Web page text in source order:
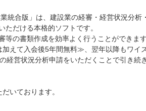
統合版」は、建設業の経審・経営状況分析
だける本格的ソフトです。
等の書類作成を効率よく行うことができま
えて入会後5年間無料≫、翌年以降もワイ
営状況分析申請をいただくことで引き続
いております。